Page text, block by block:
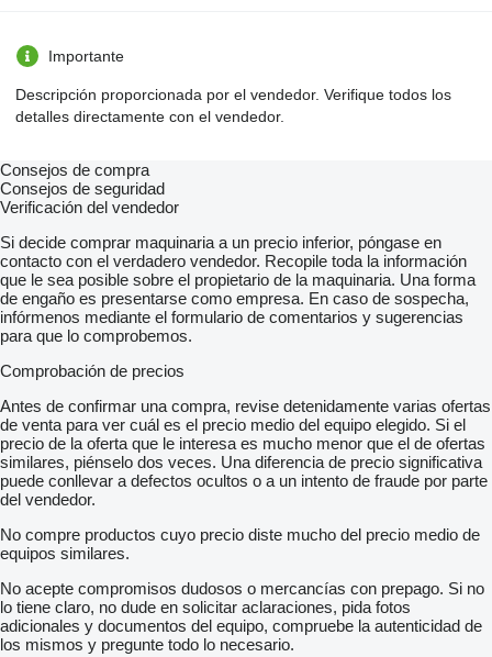
Importante
Descripción proporcionada por el vendedor. Verifique todos los
detalles directamente con el vendedor.
Consejos de compra
Consejos de seguridad
Verificación del vendedor
Si decide comprar maquinaria a un precio inferior, póngase en
contacto con el verdadero vendedor. Recopile toda la información
que le sea posible sobre el propietario de la maquinaria. Una forma
de engaño es presentarse como empresa. En caso de sospecha,
infórmenos mediante el formulario de comentarios y sugerencias
para que lo comprobemos.
Comprobación de precios
Antes de confirmar una compra, revise detenidamente varias ofertas
de venta para ver cuál es el precio medio del equipo elegido. Si el
precio de la oferta que le interesa es mucho menor que el de ofertas
similares, piénselo dos veces. Una diferencia de precio significativa
puede conllevar a defectos ocultos o a un intento de fraude por parte
del vendedor.
No compre productos cuyo precio diste mucho del precio medio de
equipos similares.
No acepte compromisos dudosos o mercancías con prepago. Si no
lo tiene claro, no dude en solicitar aclaraciones, pida fotos
adicionales y documentos del equipo, compruebe la autenticidad de
los mismos y pregunte todo lo necesario.